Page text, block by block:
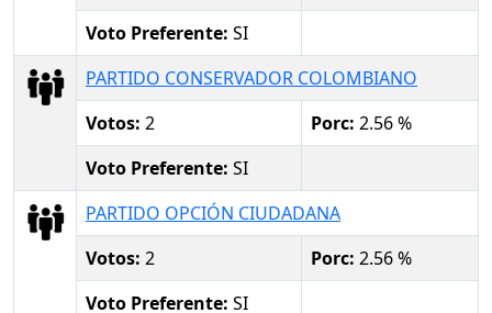
Voto Preferente: SI
PARTIDO CONSERVADOR COLOMBIANO
Votos: 2 Porc: 2.56 %
Voto Preferente: SI
PARTIDO OPCIÓN CIUDADANA
Votos: 2 Porc: 2.56 %
Voto Preferente: SI